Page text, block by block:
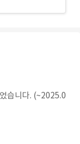
습니다. (~2025.0